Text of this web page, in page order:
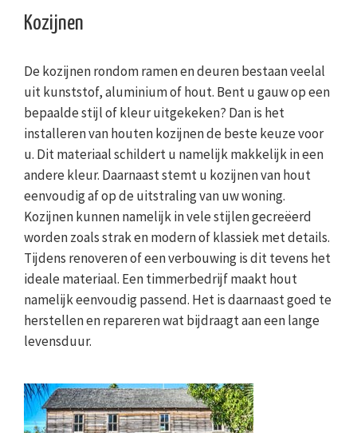
Kozijnen
De kozijnen rondom ramen en deuren bestaan veelal
uit kunststof, aluminium of hout. Bent u gauw op een
bepaalde stijl of kleur uitgekeken? Dan is het
installeren van houten kozijnen de beste keuze voor
u. Dit materiaal schildert u namelijk makkelijk in een
andere kleur. Daarnaast stemt u kozijnen van hout
eenvoudig af op de uitstraling van uw woning.
Kozijnen kunnen namelijk in vele stijlen gecreëerd
worden zoals strak en modern of klassiek met details.
Tijdens renoveren of een verbouwing is dit tevens het
ideale materiaal. Een timmerbedrijf maakt hout
namelijk eenvoudig passend. Het is daarnaast goed te
herstellen en repareren wat bijdraagt aan een lange
levensduur.